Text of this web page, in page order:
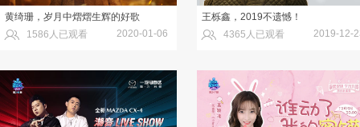
黄绮珊，岁月中熠熠生辉的好歌
1586人已观看
2020-01-06
王栎鑫，2019不遗憾！
4365人已观看
2019-12-